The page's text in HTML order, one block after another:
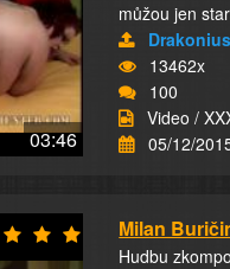
03:46
můžou jen
Drakonius
13462x
100
Video /
05/12/
Hudbu